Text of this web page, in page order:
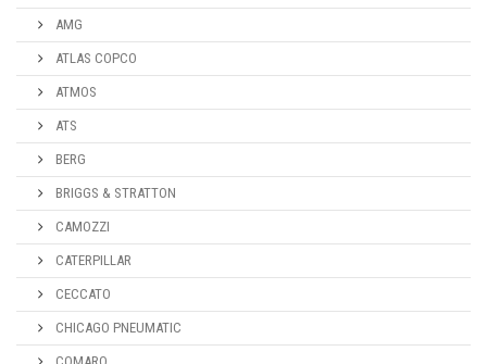
AMG
ATLAS COPCO
ATMOS
ATS
BERG
BRIGGS & STRATTON
CAMOZZI
CATERPILLAR
CECCATO
CHICAGO PNEUMATIC